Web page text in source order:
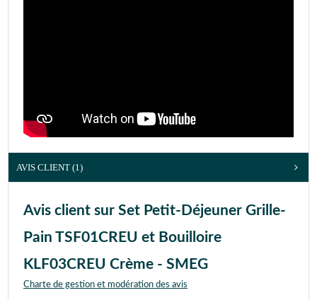
AVIS CLIENT (1)
Avis client sur Set Petit-Déjeuner Grille-
Pain TSF01CREU et Bouilloire
KLF03CREU Crème - SMEG
Charte de gestion et modération des avis